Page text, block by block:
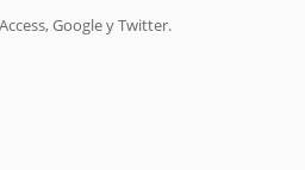
Google y Twitter.